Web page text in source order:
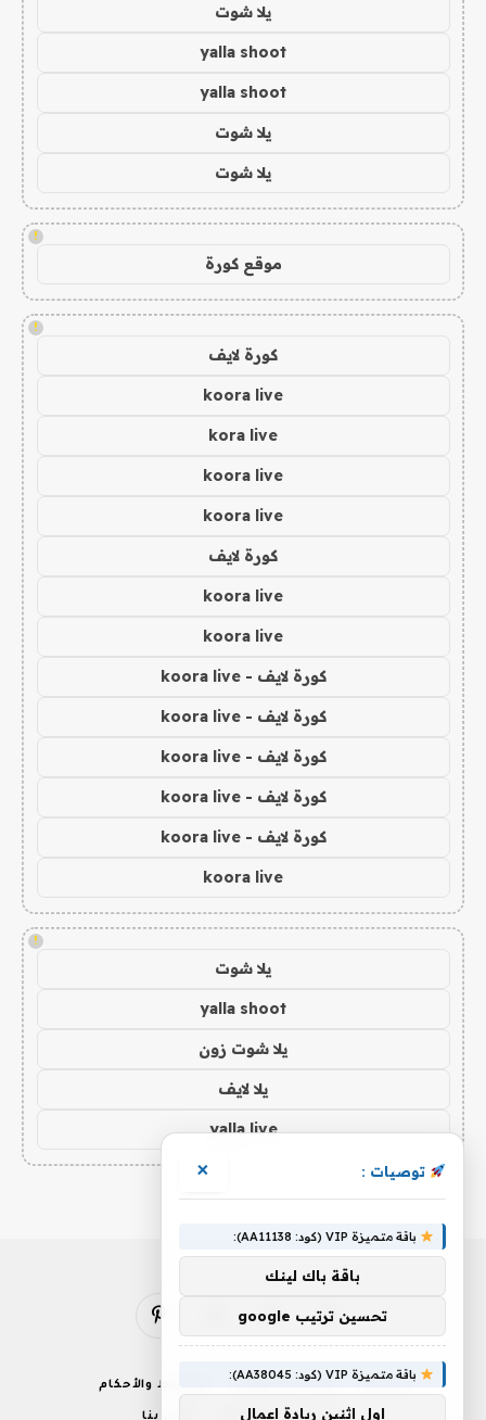
يلا شوت
yalla shoot
yalla shoot
يلا شوت
يلا شوت
!
موقع كورة
!
كورة لايف
koora live
kora live
koora live
koora live
كورة لايف
koora live
koora live
كورة لايف - koora live
كورة لايف - koora live
كورة لايف - koora live
كورة لايف - koora live
كورة لايف - koora live
koora live
!
يلا شوت
yalla shoot
يلا شوت زون
يلا لايف
yalla live
توصيات : ×
باقة متميزة VIP (كود: AA11138):
باقة باك لينك
تحسين ترتيب google
باقة متميزة VIP (كود: AA38045):
اول اثنين ريادة اعمال
فيسبوك X
(Twitter)
الانستغرامبينتيريست
من نحن إخلاء المسؤولية الشروط والأحكام
سياسة الخصوصية اتصل بنا